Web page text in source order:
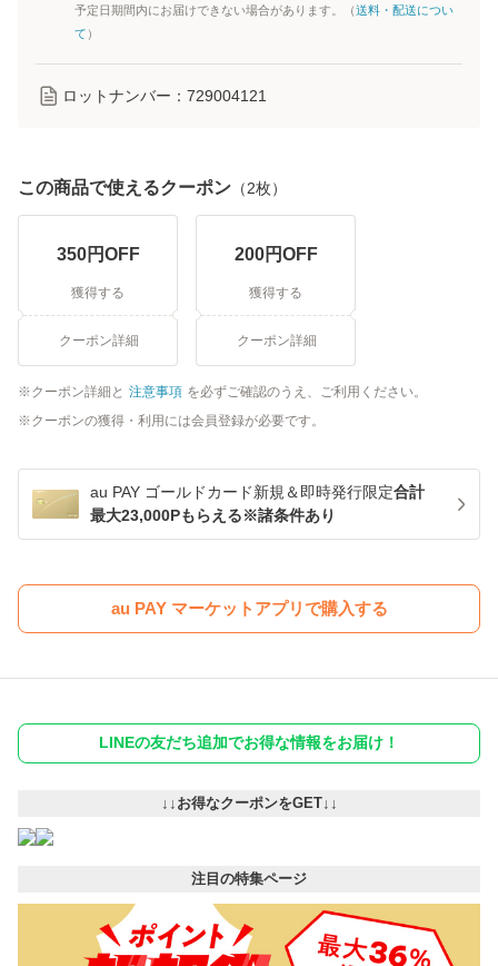
予定日期間内にお届けできない場合があります。（送料・配送につい
て ）
ロットナンバー： 729004121
この商品で使えるクーポン （2枚）
350円OFF
獲得する
クーポン詳細
200円OFF
獲得する
クーポン詳細
クーポン詳細と 注意事項 を必ずご確認のうえ、ご利用ください。
クーポンの獲得・利用には会員登録が必要です。
au PAY ゴールドカード新規＆即時発行限定合計
最大23,000Pもらえる※諸条件あり
au PAY マーケットアプリで購入する
LINEの友だち追加でお得な情報をお届け！
↓↓お得なクーポンをGET↓↓
注目の特集ページ